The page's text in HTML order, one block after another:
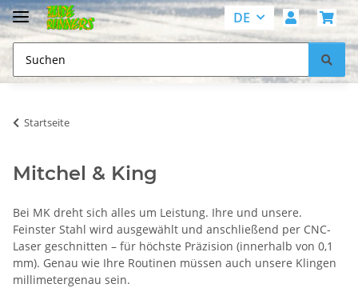
DE
Startseite
Mitchel & King
Bei MK dreht sich alles um Leistung. Ihre und unsere.
Feinster Stahl wird ausgewählt und anschließend per CNC-
Laser geschnitten – für höchste Präzision (innerhalb von 0,1
mm). Genau wie Ihre Routinen müssen auch unsere Klingen
millimetergenau sein.